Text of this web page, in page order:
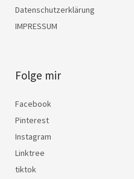
Datenschutzerklärung
IMPRESSUM
Folge mir
Facebook
Pinterest
Instagram
Linktree
tiktok